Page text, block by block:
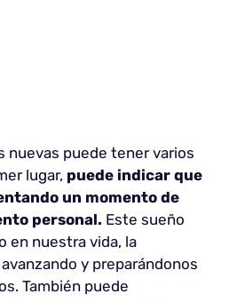
nuevas puede tener varios
lugar, puede indicar que
un momento de
personal. Este sueño
en nuestra vida, la
y preparándonos
También puede